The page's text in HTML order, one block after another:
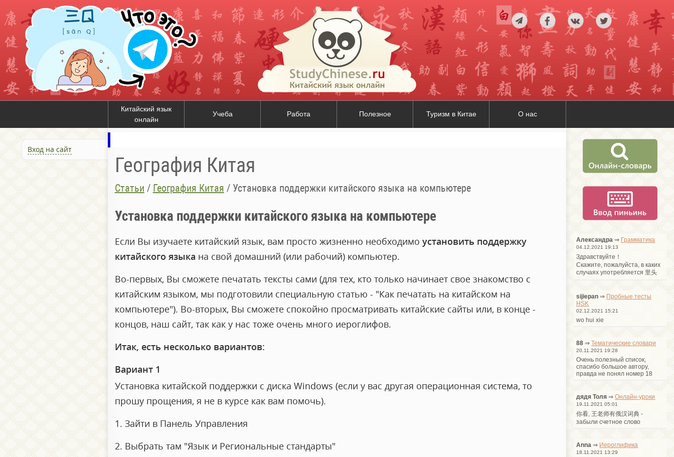
Китайский язык
онлайн
Учеба Работа Полезное Туризм в Китае О нас
Вход на сайт
География Китая
Статьи / География Китая / Установка поддержки китайского языка на компьютере
Установка поддержки китайского языка на компьютере
Если Вы изучаете китайский язык, вам просто жизненно необходимо установить поддержку
китайского языка на свой домашний (или рабочий) компьютер.
Во-первых, Вы сможете печатать тексты сами (для тех, кто только начинает свое знакомство с
китайским языком, мы подготовили специальную статью - "Как печатать на китайском на
компьютере"). Во-вторых, Вы сможете спокойно просматривать китайские сайты или, в конце -
концов, наш сайт, так как у нас тоже очень много иероглифов.
Итак, есть несколько вариантов:
Вариант 1
Установка китайской поддержки с диска Windows (если у вас другая операционная система, то
прошу прощения, я не в курсе как вам помочь).
1. Зайти в Панель Управления
2. Выбрать там "Язык и Региональные стандарты"
Александра ⇒ Грамматика
04.12.2021 19:13
Здравствуйте！
Cкажите, пожалуйста, в каких
случаях употребляется 里头
sijiepan ⇒ Пробные тесты
HSK
02.12.2021 15:21
wo hui xie
88 ⇒Тематические словари
20.11.2021 19:28
Очень полезный список,
спасибо большое автору,
правда не понял номер 18
дядя Толя ⇒Онлайн-уроки
19.11.2021 05:01
你看, 王老师有俄汉词典 -
забыли счетное слово
Anna ⇒ Иероглифика
18.11.2021 13:29